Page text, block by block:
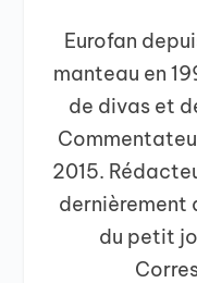
Eurofan
manteau en
de divas et
2015.
dernièrement
du petit